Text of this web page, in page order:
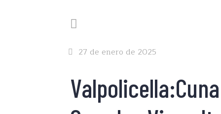
27 de enero de 2025